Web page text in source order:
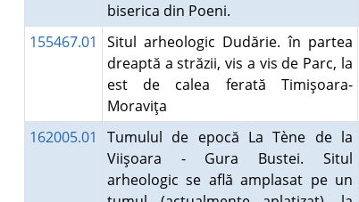
biserica din Poeni.
155467.01
Situl arheologic Dudărie. în partea
dreaptă a străzii, vis a vis de Parc, la
est de calea ferată Timişoara-
Moraviţa
162005.01
Tumulul de epocă La Tène de la
Viişoara - Gura Bustei. Situl
arheologic se află amplasat pe un